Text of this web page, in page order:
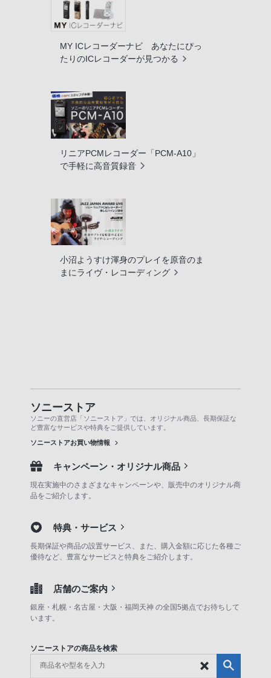
MY ICレコーダーナビ あなたにぴっ
たりのICレコーダーが見つかる
リニアPCMレコーダー「PCM-A10」
で手軽に高音質録音
小沼ようすけ渾身のプレイを原音のま
まにライヴ・レコーディング
ソニーストア
ソニーの直営店「ソニーストア」では、オリジナル商品、長期保証な
ど豊富なサービスや特典をご提供しています。
ソニーストアお買い物情報
キャンペーン・オリジナル商品
現在実施中のさまざまなキャンペーンや、販売中のオリジナル商
品をご紹介します。
特典・サービス
長期保証や商品の設置サービス、また、購入金額に応じた各種ご
優待など、豊富なサービスと特典をご紹介します。
店舗のご案内
銀座・札幌・名古屋・大阪・福岡天神 の全国5拠点でお待ちして
います。
ソニーストアの商品を検索